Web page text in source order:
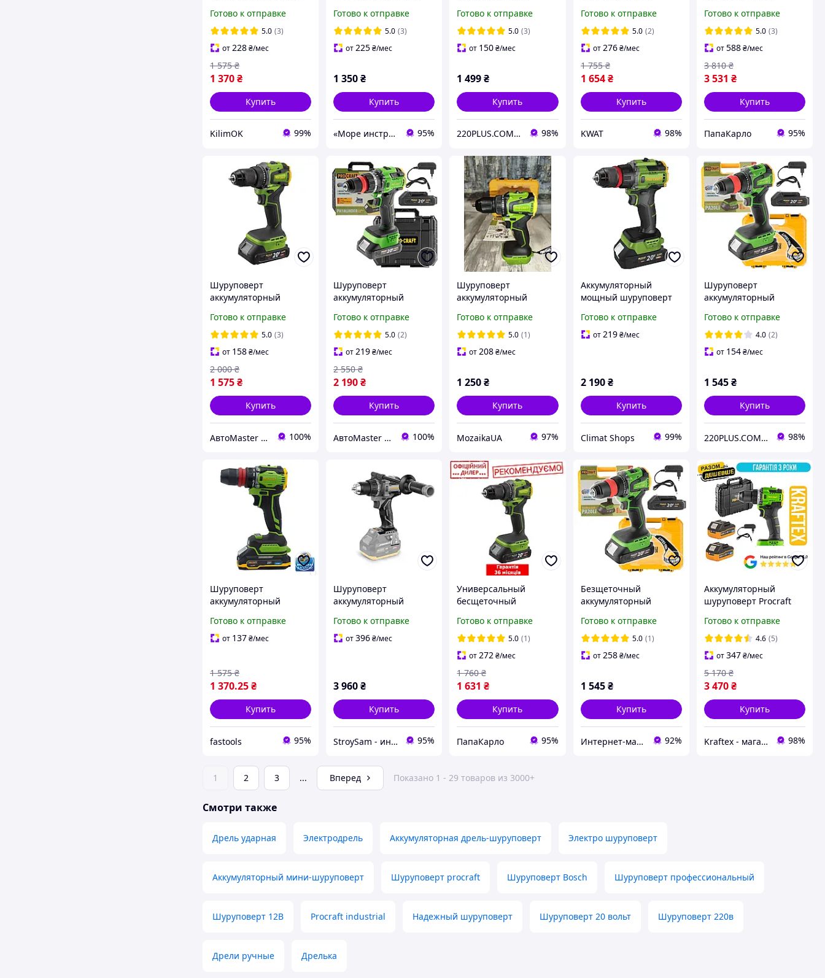
КЕЙС В КОМПЛЕКТЕ
НАБОР БИТ
Готово к отправке
5.0 (3)
от228₴/мес
1 370₴
1 575 ₴
Купить
KilimOK 99%
скорости, метал.
патрон, 2 акб 2 Ач,
Кейс) для дома
Готово к отправке
5.0 (3)
от225₴/мес
1 350₴
Купить
«Море инструментов» 95%
набором бит
бесщеточный в кейсе
(1 АКБ, 2 А/ч)
Готово к отправке
5.0 (3)
от 150₴/мес
1 499₴
Купить
220PLUS.COM.UA 98%
безщеточный 230 Нм 4
режима без АКБ и
зарядного устройства
Готово к отправке
5.0 (2)
от276 ₴/мес
1 654 ₴
1 755 ₴
Купить
KWAT 98%
бесщеточный Procraft
PAK PA18ProBL (180 Нм,
1 АКБ 4Ач, ЗУ, Кейс)
Готово к отправке
5.0 (3)
от588₴/мес
3 531 ₴
3 810 ₴
Купить
ПапаКарло 95%
Шуруповерт
аккумуляторный
2Аг + ЗУ),
бесщеточный, 50 Нм,
металлический патрон
Готово к отправке
5.0 (3)
от 158₴/мес
1 575₴
2 000 ₴
Купить
АвтоMaster - магазин 100%
Шуруповерт
аккумуляторный
ударный 20В 2Аг с
кейсом и зарядкой,
бесщеточный
шуруповерт
Готово к отправке
5.0 (2)
от219₴/мес
2 190₴
2 550 ₴
Купить
АвтоMaster - магазин 100%
Шуруповерт
аккумуляторный
50Нм бесщеточный без
АКБ и ЗУ
металлический патрон
Готово к отправке
5.0 (1)
от208₴/мес
1 250₴
Купить
MozaikaUA 97%
Аккумуляторный
мощный шуруповерт
АКБ 2А и ЗУ) для дома
удобный с
Готово к отправке
от219 ₴/мес
2 190 ₴
Купить
Climat Shops 99%
Шуруповерт
аккумуляторный
бесщеточный в кейсе
(1 АКБ, 2 А/ч)
Готово к отправке
4.0 (2)
от 154₴/мес
1 545₴
Купить
220PLUS.COM.UA 98%
Шуруповерт
аккумуляторный
DFR 2Ач
Готово к отправке
от 137₴/мес
1 370.25₴
1 575 ₴
Купить
fastools 95%
Шуруповерт
аккумуляторный
CD20C без АКБ и ЗУ
Готово к отправке
от396₴/мес
3 960₴
Купить
StroySam - интернет магазин инструментов 95%
Универсальный
бесщеточный
шуруповерт Procraft
PAK PA20Li (1 акб 2 Ач,
ЗУ, Кейс, 50 Нм)
Готово к отправке
5.0 (1)
от272₴/мес
1 631 ₴
1 760 ₴
Купить
ПапаКарло 95%
Безщеточный
аккумуляторный
PA20Li DFR кейс (1 АКБ,
2 А/ч)
Готово к отправке
5.0 (1)
от258 ₴/мес
1 545 ₴
Купить
Интернет-магазин GIGATOOLS 92%
Аккумуляторный
шуруповерт Procraft
и ЗУ 80Нм
Пластиковый кейс
Готово к отправке
4.6 (5)
от347₴/мес
3 470₴
5 170 ₴
Купить
Kraftex - магазин обладнання та інструментів 98%
1 2 3 ... Вперед Показано 1 - 29 товаров из 3000+
Смотри также
Дрель ударная Электродрель Аккумуляторная дрель-шуруповерт Электро шуруповерт
Аккумуляторный мини-шуруповерт Шуруповерт procraft Шуруповерт Bosch Шуруповерт профессиональный
Шуруповерт 12В Procraft industrial Надежный шуруповерт Шуруповерт 20 вольт Шуруповерт 220в
Дрели ручные Дрелька